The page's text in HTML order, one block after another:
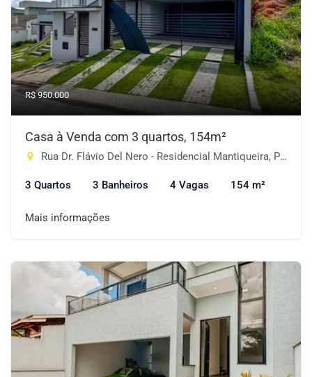
R$ 950.000
Casa à Venda com 3 quartos, 154m²
Rua Dr. Flávio Del Nero - Residencial Mantiqueira, Piracaia-SP
3 Quartos 3 Banheiros 4 Vagas 154 m²
Mais informações